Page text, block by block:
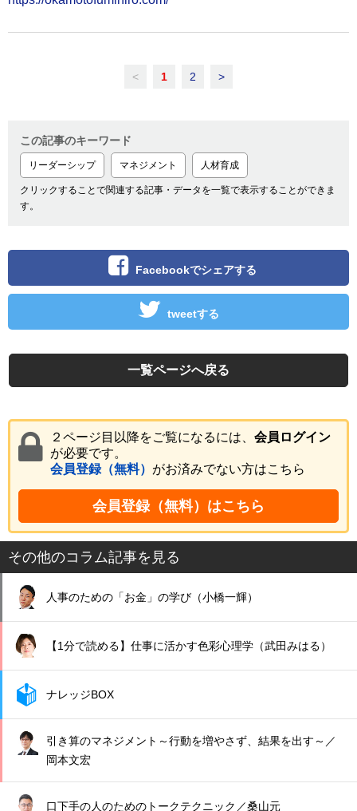
< 1 2 >
この記事のキーワード
リーダーシップ マネジメント 人材育成
クリックすることで関連する記事・データを一覧で表示することができま
す。
Facebookでシェアする
tweetする
一覧ページへ戻る
２ページ目以降をご覧になるには、 会員ログイン
が必要です。
会員登録（無料） がお済みでない方はこちら
会員登録（無料）はこちら
その他のコラム記事を見る
人事のための「お金」の学び（小橋一輝）
【1分で読める】仕事に活かす色彩心理学（武田みはる）
ナレッジBOX
引き算のマネジメント～行動を増やさず、結果を出す～／
岡本文宏
口下手の人のためのトークテクニック／桑山元